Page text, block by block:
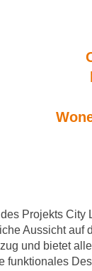
Projekts
Aussicht auf
und bietet
funktionales